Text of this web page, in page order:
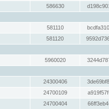
586630
581110
581120
5960020
24300406
24700109
24700404